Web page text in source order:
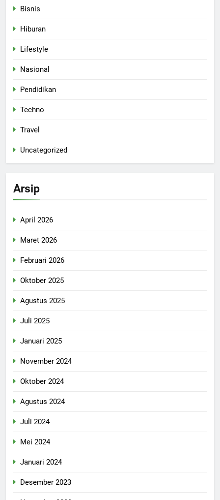
Bisnis
Hiburan
Lifestyle
Nasional
Pendidikan
Techno
Travel
Uncategorized
Arsip
April 2026
Maret 2026
Februari 2026
Oktober 2025
Agustus 2025
Juli 2025
Januari 2025
November 2024
Oktober 2024
Agustus 2024
Juli 2024
Mei 2024
Januari 2024
Desember 2023